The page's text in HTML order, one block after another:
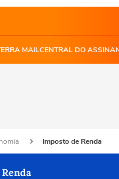
MAILCENTRAL DO
Imposto de Renda